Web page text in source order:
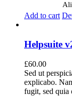
Add to cart
Helpsuite
£60.00
Sed ut
explicabo.
fugit, sed quia